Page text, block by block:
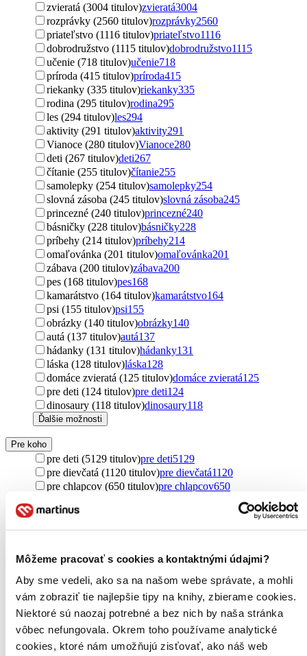
Môžeme pracovať s cookies a kontaktnými údajmi?
Aby sme vedeli, ako sa na našom webe správate, a mohli
vám zobraziť tie najlepšie tipy na knihy, zbierame cookies.
Niektoré sú naozaj potrebné a bez nich by naša stránka
vôbec nefungovala. Okrem toho používame analytické
cookies, ktoré nám umožňujú zisťovať, ako náš web
zvieratá (3004 titulov)zvieratá3004
rozprávky (2560 titulov)rozprávky2560
priateľstvo (1116 titulov)priateľstvo1116
dobrodružstvo (1115 titulov)dobrodružstvo1115
učenie (718 titulov)učenie718
príroda (415 titulov)príroda415
riekanky (335 titulov)riekanky335
rodina (295 titulov)rodina295
les (294 titulov)les294
aktivity (291 titulov)aktivity291
Vianoce (280 titulov)Vianoce280
deti (267 titulov)deti267
čítanie (255 titulov)čítanie255
samolepky (254 titulov)samolepky254
slovná zásoba (245 titulov)slovná zásoba245
princezné (240 titulov)princezné240
básničky (228 titulov)básničky228
príbehy (214 titulov)príbehy214
omaľovánka (201 titulov)omaľovánka201
zábava (200 titulov)zábava200
pes (168 titulov)pes168
kamarátstvo (164 titulov)kamarátstvo164
psi (155 titulov)psi155
obrázky (140 titulov)obrázky140
autá (137 titulov)autá137
hádanky (131 titulov)hádanky131
láska (128 titulov)láska128
domáce zvieratá (125 titulov)domáce zvieratá125
pre deti (124 titulov)pre deti124
dinosaury (118 titulov)dinosaury118
Ďalšie možnosti
Pre koho
pre deti (5129 titulov)pre deti5129
pre dievčatá (1120 titulov)pre dievčatá1120
pre chlapcov (650 titulov)pre chlapcov650
571
pre začínajúcich čitateľov (498 titulov)
pre začínajúcich
pre predškolákov (273 titulov)
pre predškolákov
273
pre prvákov (144 titulov)
144
pre rodičov (85 titulov) pre rodičov85
pre dospelých (39 titulov)pre dospelých39
pre žiakov (31 titulov)
pre žiakov
31
pre ženy (29 titulov)
pre mužov (26 titulov)pre mužov26
new adult (14 titulov)new adult14